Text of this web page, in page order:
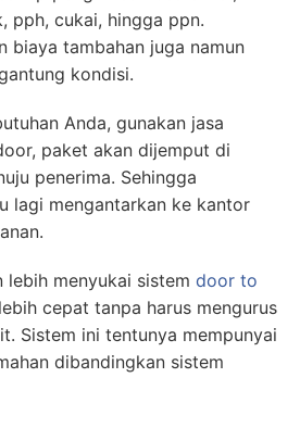
pph, cukai, hingga ppn.
biaya tambahan juga namun
kondisi.
Anda, gunakan jasa
paket akan dijemput di
penerima. Sehingga
lagi mengantarkan ke kantor
menyukai sistem door to
cepat tanpa harus mengurus
Sistem ini tentunya mempunyai
dibandingkan sistem